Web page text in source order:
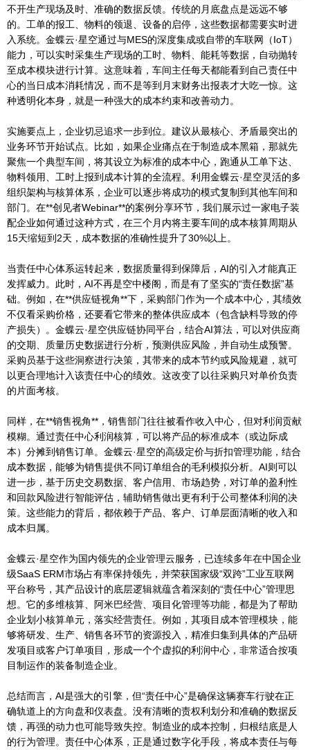
不开生产现场及时、准确的数据反馈。传统的月底盘点是远远不够
的。工单的报工、物料的领退、设备的启停，这些数据都需要实时进
入系统。金蝶云·星空通过与MES的深度集成或自带的车联网（IoT）
能力，可以实时采集生产现场的工时、物料、能耗等数据，自动抛转
至成本模块进行计算。这意味着，车间主任每天都能看到自己责任中
心的当日成本消耗情况，而不是等到月末财务出报表才大吃一惊。这
种透明化本身，就是一种强大的成本约束和改善动力。
实施要点上，企业切忌追求一步到位。建议从最核心、矛盾最突出的
业务环节开始试点。比如，如果企业痛点在于制造成本黑箱，那就先
聚焦一个典型车间，将其设立为标准的成本中心，跑通从工单下达、
物料领用、工时上报到成本计算的全流程。利用金蝶云·星空灵活的多
组织架构与核算体系，企业可以逐步将成功的模式复制到其他车间和
部门。在**创见者Webinar**的案例分享环节，我们展示过一家电子装
配企业如何通过这种方式，在三个月内将主要车间的成本核算周期从
15天缩短到2天，成本数据的准确性提升了30%以上。
当责任中心体系运转起来，数据质量得到保障后，AI的引入才能真正
发挥威力。此时，AI不再是空中楼阁，而是有了坚实的“责任数据”基
础。例如，在**供应链视角**下，采购部门作为一个成本中心，其绩效
不仅看采购价格，还要看它带来的整体供应成本（包含缺料导致的停
产损失）。金蝶云·星空供应链协同平台，结合AI算法，可以对供应商
的交期、质量历史数据进行分析，预测供应风险，并自动生成预警。
采购员基于这些洞察进行决策，其带来的成本节约或风险规避，就可
以更合理地计入该责任中心的绩效。这改变了以往采购只对单价负责
的片面考核。
同样，在**销售视角**，销售部门往往被看作收入中心，但对利润贡献
模糊。通过责任中心利润核算，可以将产品的标准成本（或边际成
本）分摊到销售订单。金蝶云·星空的高级定价与折扣管理功能，结合
成本数据，能够为销售提供不同订单组合的毛利模拟分析。AI则可以
进一步，基于历史交易数据、客户信用、市场趋势，对订单的盈利性
和回款风险进行智能评估，辅助销售做出更有利于公司整体利润的决
策。这些能力的背后，都依赖于产品、客户、订单层面清晰的收入和
成本归属。
金蝶云·星空作为国内领先的企业管理云服务，已连续多年在中国企业
级SaaS ERM市场占有率保持领先，并荣获国家级“双跨”工业互联网
平台称号，其产品设计的底层逻辑就蕴含着深刻的“责任中心”管理思
想。它的多维核算、阿米巴经营、项目化管理等功能，都是为了帮助
企业划小核算单元，落实经营责任。例如，其项目成本管理模块，能
够将研发、生产、销售各环节的资源投入，精准归集到具体的产品研
发项目或客户订单项目，形成一个个虚拟的利润中心，非常适合按项
目制运作的装备制造企业。
总结而言，AI是强大的引擎，但“责任中心”是确保这辆赛车行驶在正
确轨道上的方向盘和仪表盘。没有清晰的责权利划分和准确的数据反
馈，再强的动力也可能导致失控。制造业的成本控制，归根结底是人
的行为管理。责任中心体系，正是通过数字化手段，将成本责任与每